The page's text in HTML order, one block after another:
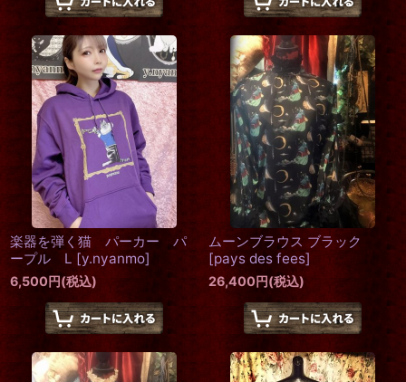
楽器を弾く猫 パーカー パ
ープル L [y.nyanmo]
6,500円(税込)
ムーンブラウス ブラック
[pays des fees]
26,400円(税込)